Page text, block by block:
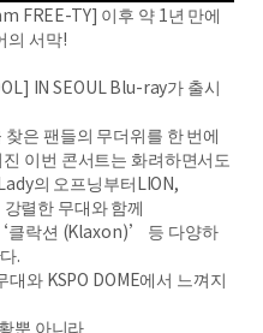
FREE-TY] 이후 약 1년 만에
의 서막!
IN SEOUL Blu-ray가 출시
은 팬들의 무더위를 한 번에
이번 콘서트는 화려하면서도
의 오프닝부터LION,
강렬한 무대와 함께
클락션 (Klaxon)’ 등 다양하
.
와 KSPO DOME에서 느껴지
뿐 아니라